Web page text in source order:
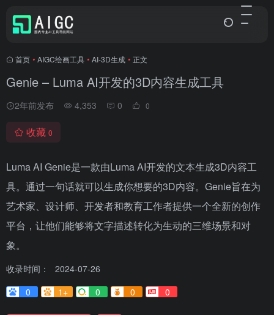
首页 • AIGC绘画工具 • AI-3D生成 • 正文
Genie – Luma AI开发的3D内容生成工具
2年前发布 4,353 0 0
收藏 0
Luma AI Genie是一款由Luma AI开发的文本生成3D内容工
具。通过一句话就可以生成你想要的3D内容。Genie旨在为
艺术家、设计师、开发者和教育工作者提供一个全新的创作
平台，让他们能够将文字描述转化为生动的三维场景和对
象。
收录时间：
2024-07-26
0
1+ 0 0 0